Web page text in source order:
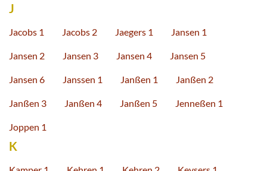
J
Jacobs 1 Jacobs 2 Jaegers 1 Jansen 1
Jansen 2 Jansen 3 Jansen 4 Jansen 5
Jansen 6 Janssen 1 Janßen 1 Janßen 2
Janßen 3 Janßen 4 Janßen 5 Jenneßen 1
Joppen 1
K